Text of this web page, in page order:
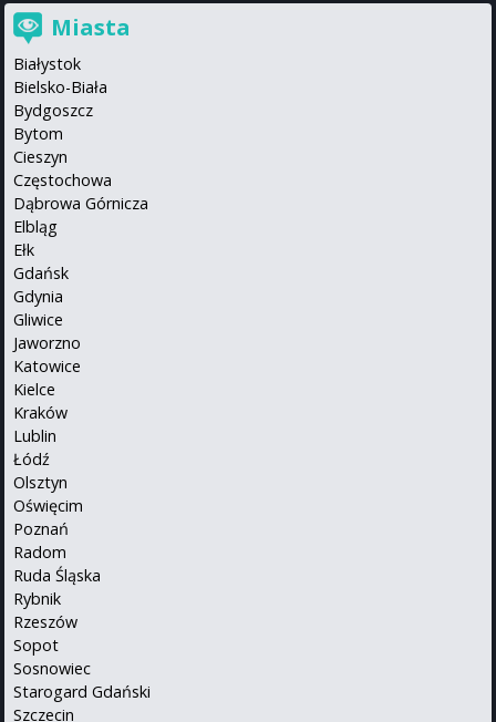
Miasta
Białystok
Bielsko-Biała
Bydgoszcz
Bytom
Cieszyn
Częstochowa
Dąbrowa Górnicza
Elbląg
Ełk
Gdańsk
Gdynia
Gliwice
Jaworzno
Katowice
Kielce
Kraków
Lublin
Łódź
Olsztyn
Oświęcim
Poznań
Radom
Ruda Śląska
Rybnik
Rzeszów
Sopot
Sosnowiec
Starogard Gdański
Szczecin